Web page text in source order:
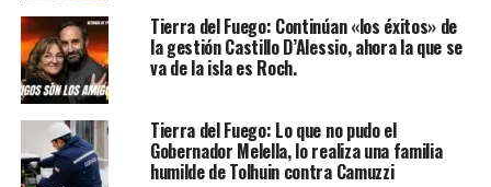
Tierra del Fuego: Continúan «los éxitos» de
la gestión Castillo D’Alessio, ahora la que se
va de la isla es Roch.
Tierra del Fuego: Lo que no pudo el
Gobernador Melella, lo realiza una familia
humilde de Tolhuin contra Camuzzi